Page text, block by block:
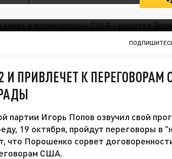
И ПРИВЛЕЧЕТ К ПЕРЕГОВОРАМ
партии Игорь Попов озвучил свой
19 октября, пройдут переговоры в
что Порошенко сорвет
США.